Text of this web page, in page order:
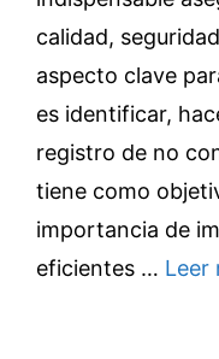
calidad,
aspecto clave
es identificar,
registro de no
tiene como
importancia de
eficientes … Leer